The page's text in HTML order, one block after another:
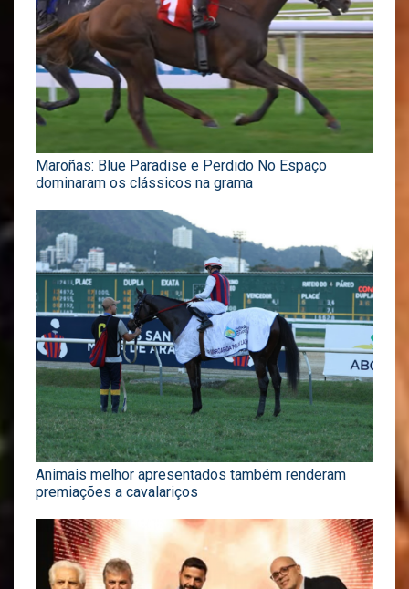
Maroñas: Blue Paradise e Perdido No Espaço
dominaram os clássicos na grama
Animais melhor apresentados também renderam
premiações a cavalariços